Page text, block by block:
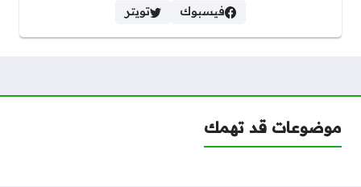
فيسبوك
تويتر
موضوعات قد تهمك